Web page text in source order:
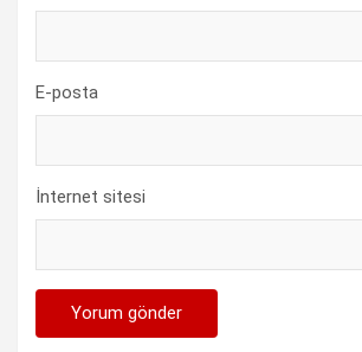
E-posta
İnternet sitesi